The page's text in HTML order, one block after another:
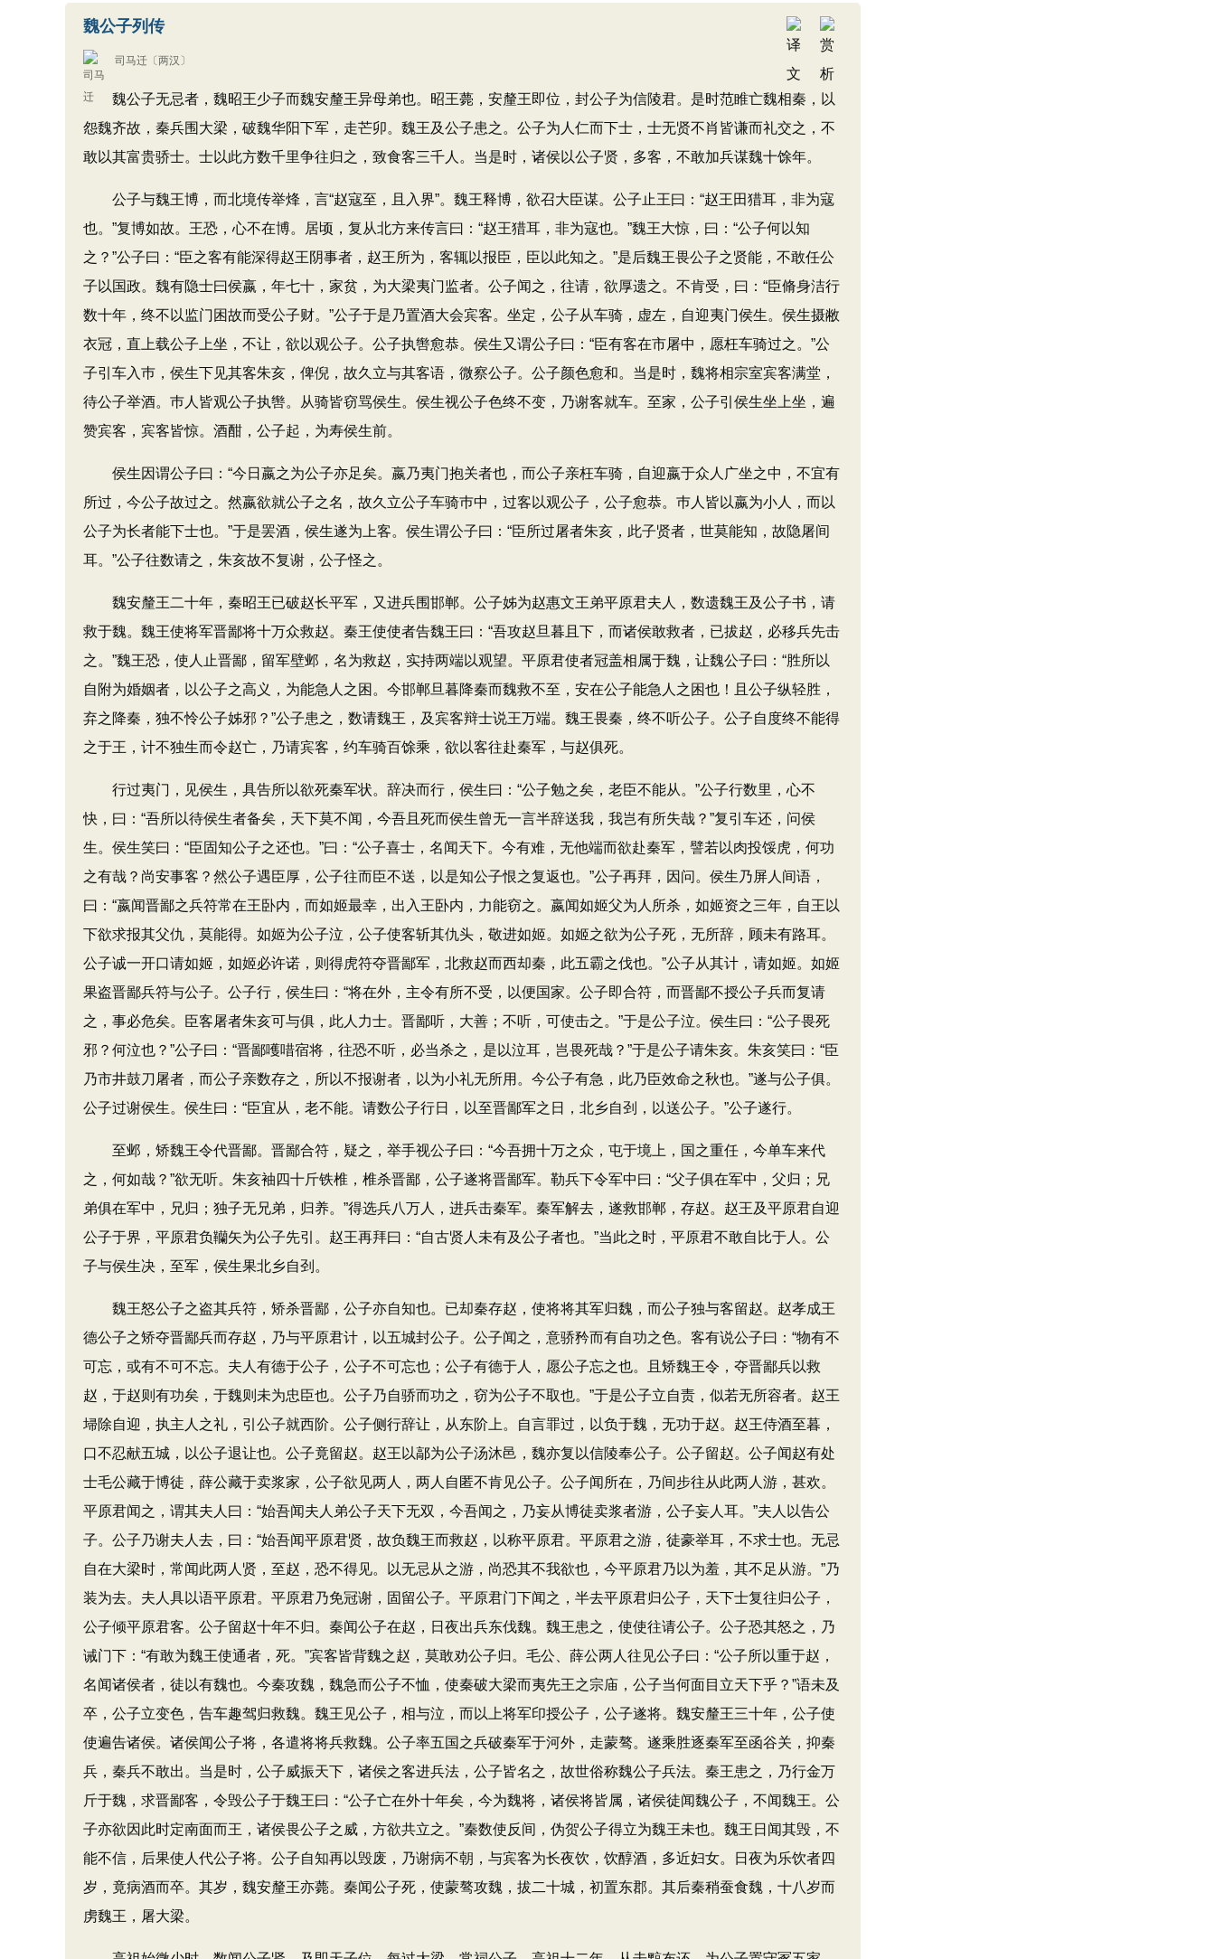
魏公子列传
司马迁 〔两汉〕
魏公子无忌者，魏昭王少子而魏安釐王异母弟也。昭王薨，安釐王即位，封公子为信陵君。是时范睢亡魏相秦，以
怨魏齐故，秦兵围大梁，破魏华阳下军，走芒卯。魏王及公子患之。公子为人仁而下士，士无贤不肖皆谦而礼交之，不
敢以其富贵骄士。士以此方数千里争往归之，致食客三千人。当是时，诸侯以公子贤，多客，不敢加兵谋魏十馀年。
公子与魏王博，而北境传举烽，言“赵寇至，且入界”。魏王释博，欲召大臣谋。公子止王曰：“赵王田猎耳，非为寇
也。”复博如故。王恐，心不在博。居顷，复从北方来传言曰：“赵王猎耳，非为寇也。”魏王大惊，曰：“公子何以知
之？”公子曰：“臣之客有能深得赵王阴事者，赵王所为，客辄以报臣，臣以此知之。”是后魏王畏公子之贤能，不敢任公
子以国政。魏有隐士曰侯嬴，年七十，家贫，为大梁夷门监者。公子闻之，往请，欲厚遗之。不肯受，曰：“臣脩身洁行
数十年，终不以监门困故而受公子财。”公子于是乃置酒大会宾客。坐定，公子从车骑，虚左，自迎夷门侯生。侯生摄敝
衣冠，直上载公子上坐，不让，欲以观公子。公子执辔愈恭。侯生又谓公子曰：“臣有客在市屠中，愿枉车骑过之。”公
子引车入巿，侯生下见其客朱亥，俾倪，故久立与其客语，微察公子。公子颜色愈和。当是时，魏将相宗室宾客满堂，
待公子举酒。巿人皆观公子执辔。从骑皆窃骂侯生。侯生视公子色终不变，乃谢客就车。至家，公子引侯生坐上坐，遍
赞宾客，宾客皆惊。酒酣，公子起，为寿侯生前。
侯生因谓公子曰：“今日嬴之为公子亦足矣。嬴乃夷门抱关者也，而公子亲枉车骑，自迎嬴于众人广坐之中，不宜有
所过，今公子故过之。然嬴欲就公子之名，故久立公子车骑巿中，过客以观公子，公子愈恭。巿人皆以嬴为小人，而以
公子为长者能下士也。”于是罢酒，侯生遂为上客。侯生谓公子曰：“臣所过屠者朱亥，此子贤者，世莫能知，故隐屠间
耳。”公子往数请之，朱亥故不复谢，公子怪之。
魏安釐王二十年，秦昭王已破赵长平军，又进兵围邯郸。公子姊为赵惠文王弟平原君夫人，数遗魏王及公子书，请
救于魏。魏王使将军晋鄙将十万众救赵。秦王使使者告魏王曰：“吾攻赵旦暮且下，而诸侯敢救者，已拔赵，必移兵先击
之。”魏王恐，使人止晋鄙，留军壁邺，名为救赵，实持两端以观望。平原君使者冠盖相属于魏，让魏公子曰：“胜所以
自附为婚姻者，以公子之高义，为能急人之困。今邯郸旦暮降秦而魏救不至，安在公子能急人之困也！且公子纵轻胜，
弃之降秦，独不怜公子姊邪？”公子患之，数请魏王，及宾客辩士说王万端。魏王畏秦，终不听公子。公子自度终不能得
之于王，计不独生而令赵亡，乃请宾客，约车骑百馀乘，欲以客往赴秦军，与赵俱死。
行过夷门，见侯生，具告所以欲死秦军状。辞决而行，侯生曰：“公子勉之矣，老臣不能从。”公子行数里，心不
快，曰：“吾所以待侯生者备矣，天下莫不闻，今吾且死而侯生曾无一言半辞送我，我岂有所失哉？”复引车还，问侯
生。侯生笑曰：“臣固知公子之还也。”曰：“公子喜士，名闻天下。今有难，无他端而欲赴秦军，譬若以肉投馁虎，何功
之有哉？尚安事客？然公子遇臣厚，公子往而臣不送，以是知公子恨之复返也。”公子再拜，因问。侯生乃屏人间语，
曰：“嬴闻晋鄙之兵符常在王卧内，而如姬最幸，出入王卧内，力能窃之。嬴闻如姬父为人所杀，如姬资之三年，自王以
下欲求报其父仇，莫能得。如姬为公子泣，公子使客斩其仇头，敬进如姬。如姬之欲为公子死，无所辞，顾未有路耳。
公子诚一开口请如姬，如姬必许诺，则得虎符夺晋鄙军，北救赵而西却秦，此五霸之伐也。”公子从其计，请如姬。如姬
果盗晋鄙兵符与公子。公子行，侯生曰：“将在外，主令有所不受，以便国家。公子即合符，而晋鄙不授公子兵而复请
之，事必危矣。臣客屠者朱亥可与俱，此人力士。晋鄙听，大善；不听，可使击之。”于是公子泣。侯生曰：“公子畏死
邪？何泣也？”公子曰：“晋鄙嚄唶宿将，往恐不听，必当杀之，是以泣耳，岂畏死哉？”于是公子请朱亥。朱亥笑曰：“臣
乃市井鼓刀屠者，而公子亲数存之，所以不报谢者，以为小礼无所用。今公子有急，此乃臣效命之秋也。”遂与公子俱。
公子过谢侯生。侯生曰：“臣宜从，老不能。请数公子行日，以至晋鄙军之日，北乡自刭，以送公子。”公子遂行。
至邺，矫魏王令代晋鄙。晋鄙合符，疑之，举手视公子曰：“今吾拥十万之众，屯于境上，国之重任，今单车来代
之，何如哉？”欲无听。朱亥袖四十斤铁椎，椎杀晋鄙，公子遂将晋鄙军。勒兵下令军中曰：“父子俱在军中，父归；兄
弟俱在军中，兄归；独子无兄弟，归养。”得选兵八万人，进兵击秦军。秦军解去，遂救邯郸，存赵。赵王及平原君自迎
公子于界，平原君负韊矢为公子先引。赵王再拜曰：“自古贤人未有及公子者也。”当此之时，平原君不敢自比于人。公
子与侯生决，至军，侯生果北乡自刭。
魏王怒公子之盗其兵符，矫杀晋鄙，公子亦自知也。已却秦存赵，使将将其军归魏，而公子独与客留赵。赵孝成王
德公子之矫夺晋鄙兵而存赵，乃与平原君计，以五城封公子。公子闻之，意骄矜而有自功之色。客有说公子曰：“物有不
可忘，或有不可不忘。夫人有德于公子，公子不可忘也；公子有德于人，愿公子忘之也。且矫魏王令，夺晋鄙兵以救
赵，于赵则有功矣，于魏则未为忠臣也。公子乃自骄而功之，窃为公子不取也。”于是公子立自责，似若无所容者。赵王
埽除自迎，执主人之礼，引公子就西阶。公子侧行辞让，从东阶上。自言罪过，以负于魏，无功于赵。赵王侍酒至暮，
口不忍献五城，以公子退让也。公子竟留赵。赵王以鄗为公子汤沐邑，魏亦复以信陵奉公子。公子留赵。公子闻赵有处
士毛公藏于博徒，薛公藏于卖浆家，公子欲见两人，两人自匿不肯见公子。公子闻所在，乃间步往从此两人游，甚欢。
平原君闻之，谓其夫人曰：“始吾闻夫人弟公子天下无双，今吾闻之，乃妄从博徒卖浆者游，公子妄人耳。”夫人以告公
子。公子乃谢夫人去，曰：“始吾闻平原君贤，故负魏王而救赵，以称平原君。平原君之游，徒豪举耳，不求士也。无忌
自在大梁时，常闻此两人贤，至赵，恐不得见。以无忌从之游，尚恐其不我欲也，今平原君乃以为羞，其不足从游。”乃
装为去。夫人具以语平原君。平原君乃免冠谢，固留公子。平原君门下闻之，半去平原君归公子，天下士复往归公子，
公子倾平原君客。公子留赵十年不归。秦闻公子在赵，日夜出兵东伐魏。魏王患之，使使往请公子。公子恐其怒之，乃
诫门下：“有敢为魏王使通者，死。”宾客皆背魏之赵，莫敢劝公子归。毛公、薛公两人往见公子曰：“公子所以重于赵，
名闻诸侯者，徒以有魏也。今秦攻魏，魏急而公子不恤，使秦破大梁而夷先王之宗庙，公子当何面目立天下乎？”语未及
卒，公子立变色，告车趣驾归救魏。魏王见公子，相与泣，而以上将军印授公子，公子遂将。魏安釐王三十年，公子使
使遍告诸侯。诸侯闻公子将，各遣将将兵救魏。公子率五国之兵破秦军于河外，走蒙骜。遂乘胜逐秦军至函谷关，抑秦
兵，秦兵不敢出。当是时，公子威振天下，诸侯之客进兵法，公子皆名之，故世俗称魏公子兵法。秦王患之，乃行金万
斤于魏，求晋鄙客，令毁公子于魏王曰：“公子亡在外十年矣，今为魏将，诸侯将皆属，诸侯徒闻魏公子，不闻魏王。公
子亦欲因此时定南面而王，诸侯畏公子之威，方欲共立之。”秦数使反间，伪贺公子得立为魏王未也。魏王日闻其毁，不
能不信，后果使人代公子将。公子自知再以毁废，乃谢病不朝，与宾客为长夜饮，饮醇酒，多近妇女。日夜为乐饮者四
岁，竟病酒而卒。其岁，魏安釐王亦薨。秦闻公子死，使蒙骜攻魏，拔二十城，初置东郡。其后秦稍蚕食魏，十八岁而
虏魏王，屠大梁。